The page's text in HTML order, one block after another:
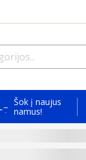
Šok į naujus
namus!